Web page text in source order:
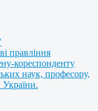
правління
кореспонденту
наук, професору,
України.